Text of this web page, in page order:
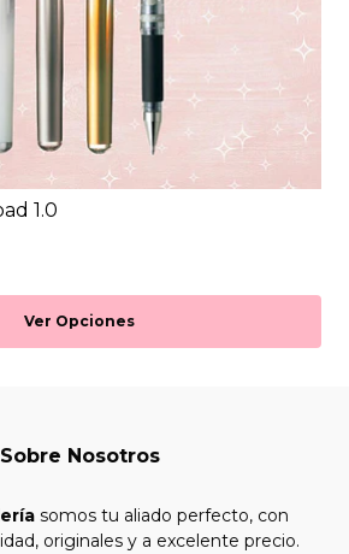
1.0
Ver Opciones
Sobre Nosotros
somos tu aliado perfecto, con
originales y a excelente precio.